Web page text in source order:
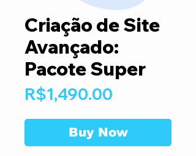
Criação de Site
Avançado:
Pacote Super
R$1,490.00
Buy Now